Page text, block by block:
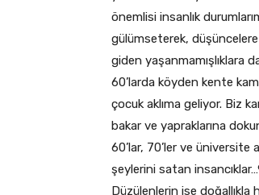
önemlisi insanlık
gülümseterek,
giden yaşanmamışlıklara
60’larda köyden kente
çocuk aklıma geliyor. Biz
bakar ve yapraklarına
60’lar, 70’ler ve üniversite
şeylerini satan
Düzülenlerin ise doğallıkla